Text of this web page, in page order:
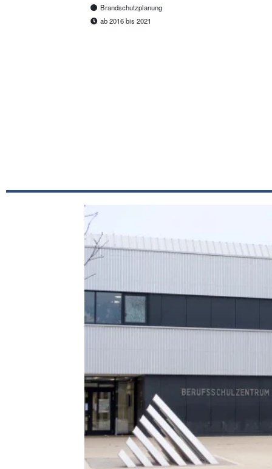
Brandschutzplanung
ab 2016 bis 2021